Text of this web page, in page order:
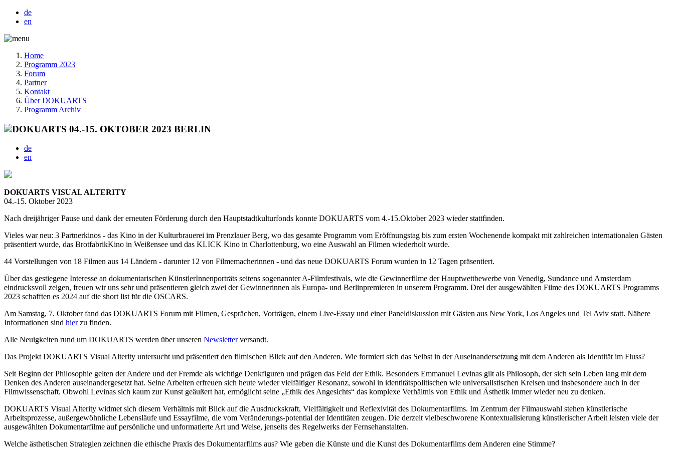
de
en
Home
Programm 2023
Forum
Partner
Kontakt
Über DOKUARTS
Programm Archiv
de
en
DOKUARTS VISUAL ALTERITY
04.-15. Oktober 2023
Nach dreijähriger Pause und dank der erneuten Förderung durch den Hauptstadtkulturfonds konnte DOKUARTS vom 4.-15.Oktober 2023 wieder stattfinden.
Vieles war neu: 3 Partnerkinos - das Kino in der Kulturbrauerei im Prenzlauer Berg, wo das gesamte Programm vom Eröffnungstag bis zum ersten Wochenende kompakt mit zahlreichen internationalen Gästen
präsentiert wurde, das BrotfabrikKino in Weißensee und das KLICK Kino in Charlottenburg, wo eine Auswahl an Filmen wiederholt wurde.
44 Vorstellungen von 18 Filmen aus 14 Ländern - darunter 12 von Filmemacherinnen - und das neue DOKUARTS Forum wurden in 12 Tagen präsentiert.
Über das gestiegene Interesse an dokumentarischen KünstlerInnenporträts seitens sogenannter A-Filmfestivals, wie die Gewinnerfilme der Hauptwettbewerbe von Venedig, Sundance und Amsterdam
eindrucksvoll zeigen, freuen wir uns sehr und präsentieren gleich zwei der Gewinnerinnen als Europa- und Berlinpremieren in unserem Programm. Drei der ausgewählten Filme des DOKUARTS Programms
2023 schafften es 2024 auf die short list für die OSCARS.
Am Samstag, 7. Oktober fand das DOKUARTS Forum mit Filmen, Gesprächen, Vorträgen, einem Live-Essay und einer Paneldiskussion mit Gästen aus New York, Los Angeles und Tel Aviv statt. Nähere
Informationen sind hierzu finden.
Alle Neuigkeiten rund um DOKUARTS werden über unseren Newsletterversandt.
Das Projekt DOKUARTS Visual Alterity untersucht und präsentiert den filmischen Blick auf den Anderen. Wie formiert sich das Selbst in der Auseinandersetzung mit dem Anderen als Identität im Fluss?
Seit Beginn der Philosophie gelten der Andere und der Fremde als wichtige Denkfiguren und prägen das Feld der Ethik. Besonders Emmanuel Levinas gilt als Philosoph, der sich sein Leben lang mit dem
Denken des Anderen auseinandergesetzt hat. Seine Arbeiten erfreuen sich heute wieder vielfältiger Resonanz, sowohl in identitätspolitischen wie universalistischen Kreisen und insbesondere auch in der
Filmwissenschaft. Obwohl Levinas sich kaum zur Kunst geäußert hat, ermöglicht seine „Ethik des Angesichts“ das komplexe Verhältnis von Ethik und Ästhetik immer wieder neu zu denken.
DOKUARTS Visual Alterity widmet sich diesem Verhältnis mit Blick auf die Ausdruckskraft, Vielfältigkeit und Reflexivität des Dokumentarfilms. Im Zentrum der Filmauswahl stehen künstlerische
Arbeitsprozesse, außergewöhnliche Lebensläufe und Essayfilme, die vom Veränderungs-potential der Identitäten zeugen. Die derzeit vielbeschworene Kontextualisierung künstlerischer Arbeit leisten viele der
ausgewählten Dokumentarfilme auf persönliche und unformatierte Art und Weise, jenseits des Regelwerks der Fernsehanstalten.
Welche ästhetischen Strategien zeichnen die ethische Praxis des Dokumentarfilms aus? Wie geben die Künste und die Kunst des Dokumentarfilms dem Anderen eine Stimme?